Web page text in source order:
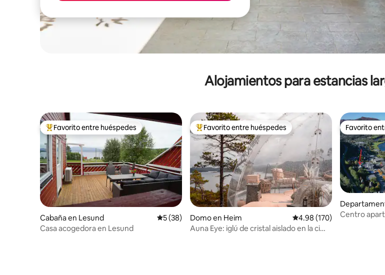
Alojamientos para estancias
De los mejores en Favorito entre huéspedes
Favorito entre huéspedes
Cabaña en Lesund Calificación promedio: 5 de 5; 38 evaluaciones
5 (38)
Casa acogedora en Lesund
De los mejores en Favorito entre huéspedes
Favorito entre huéspedes
Domo en Heim Calificación promedio: 4.98
4.98 (170)
Auna Eye: iglú de cristal aislado en la cima
Favorito
Favorito
Centro